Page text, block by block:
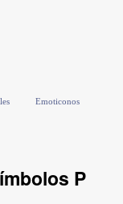
Emoticonos
P